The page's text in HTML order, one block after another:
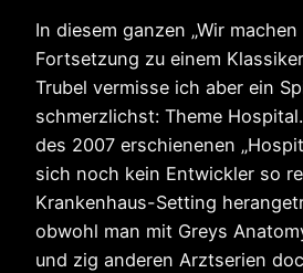
In diesem ganzen „Wir
Fortsetzung zu einem
Trubel vermisse ich aber ein
schmerzlichst: Theme
des 2007 erschienenen
sich noch kein Entwickler so
Krankenhaus-Setting
obwohl man mit Greys
und zig anderen Arztserien